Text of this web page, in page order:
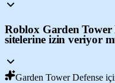
Roblox Garden Tower
sitelerine izin veriyor
Garden Tower Defense